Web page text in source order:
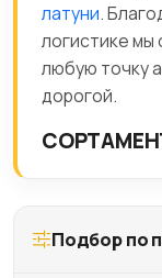
латуни.
логистике мы
любую точку
дорогой.
Подбор по